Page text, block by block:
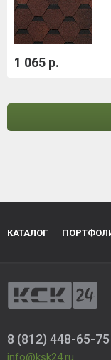
1 065 р.
КАТАЛОГ
8 (812) 448-65-75
info@ksk24.ru